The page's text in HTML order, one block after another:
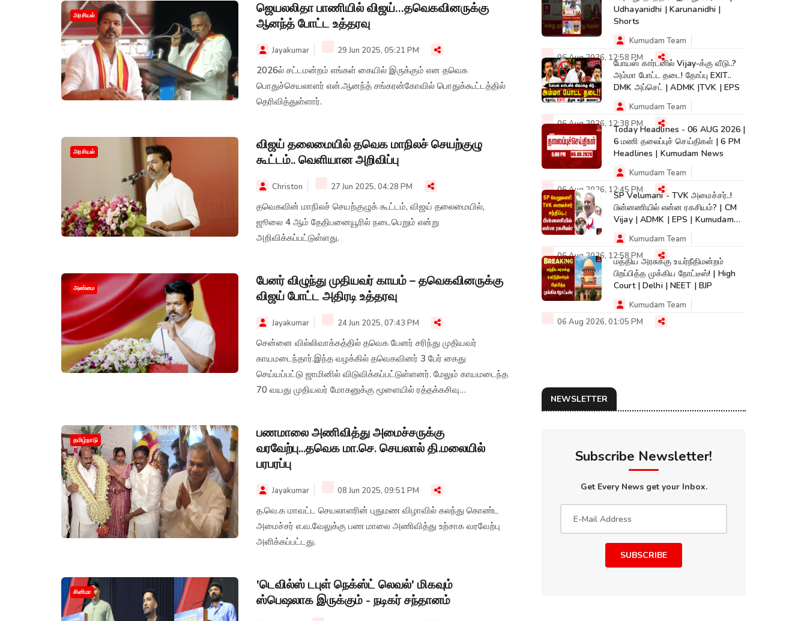
அரசியல்
ஜெயலலிதா பாணியில் விஜய்…தவெகவினருக்கு
ஆனந்த் போட்ட உத்தரவு
Jayakumar 29 Jun 2025, 05:21 PM
2026ல் சட்டமன்றம் எங்கள் கையில் இருக்கும் என தவெக
பொதுச்செயலாளர் என்.ஆனந்த் சங்கரன்கோவில் பொதுக்கூட்டத்தில்
தெரிவித்துள்ளார்.
அரசியல்
விஜய் தலைமையில் தவெக மாநிலச் செயற்குழு
கூட்டம்.. வெளியான அறிவிப்பு
Christon 27 Jun 2025, 04:28 PM
தவெகவின் மாநிலச் செயற்குழுக் கூட்டம், விஜய் தலைமையில்,
ஜூலை 4 ஆம் தேதிபனையூரில் நடைபெறும் என்று
அறிவிக்கப்பட்டுள்ளது.
அண்மை
பேனர் விழுந்து முதியவர் காயம் – தவெகவினருக்கு
விஜய் போட்ட அதிரடி உத்தரவு
Jayakumar 24 Jun 2025, 07:43 PM
சென்னை வில்லிவாக்கத்தில் தவெக பேனர் சரிந்து முதியவர்
காயமடைந்தார்.இந்த வழக்கில் தவெகவினர் 3 பேர் கைது
செய்யப்பட்டு ஜாமினில் விடுவிக்கப்பட்டுள்ளனர். மேலும் காயமடைந்த
70 வயது முதியவர் மோகனுக்கு மூளையில் ரத்தக்கசிவு
தமிழ்நாடு
பணமாலை அணிவித்து அமைச்சருக்கு
வரவேற்பு...தவெக மா.செ. செயலால் தி.மலையில்
பரபரப்பு
Jayakumar 08 Jun 2025, 09:51 PM
த.வெ.க மாவட்ட செயலாளரின் புதுமண விழாவில் கலந்து கொண்ட
அமைச்சர் எ.வ.வேலுக்கு பண மாலை அணிவித்து உற்சாக வரவேற்பு
அளிக்கப்பட்டது.
சினிமா
'டெவில்ஸ் டபுள் நெக்ஸ்ட் லெவல்' மிகவும்
ஸ்பெஷலாக இருக்கும் - நடிகர் சந்தானம்
Udhayanidhi | Karunanidhi |
Shorts
Kumudam Team
06 Aug 2026, 12:58 PMபோயஸ் கார்டனில் Vijay-க்கு வீடு..?
அம்மா போட்ட தடை! தோப்பு EXIT..
DMK அப்செட் | ADMK |TVK | EPS
Kumudam Team
06 Aug 2026, 12:38 PMToday Headlines - 06 AUG 2026 |
6 மணி தலைப்புச் செய்திகள் | 6 PM
Headlines | Kumudam News
Kumudam Team
06 Aug 2026, 12:45 PMSP Velumani - TVK அமைச்சர்..!
பின்னணியில் என்ன ரகசியம்? | CM
Vijay | ADMK | EPS | Kumudam
News
Kumudam Team
06 Aug 2026, 12:58 PMமத்திய அரசுக்கு உயர்நீதிமன்றம்
பிறப்பித்த முக்கிய நோட்டீஸ்! | High
Court | Delhi | NEET | BJP
Kumudam Team
06 Aug 2026, 01:05 PM
NEWSLETTER
Subscribe Newsletter!
Get Every News get your Inbox.
SUBSCRIBE